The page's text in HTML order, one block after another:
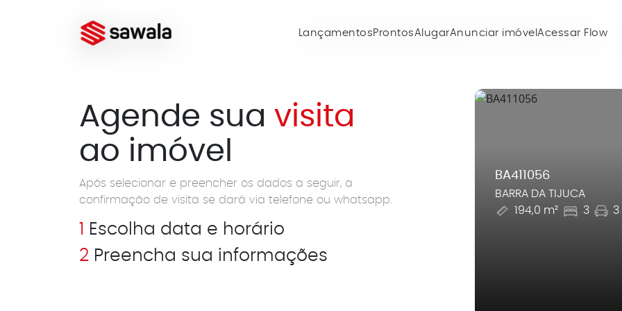
Lançamentos Prontos AlugarAnunciar imóvel Acessar Flow
Agende sua visita
ao imóvel
Após selecionar e preencher os dados a seguir, a
confirmação de visita se dará via telefone ou whatsapp.
1 Escolha data e horário
2 Preencha sua informações
BA411056
BARRA DA TIJUCA
194,0 m²
3 3